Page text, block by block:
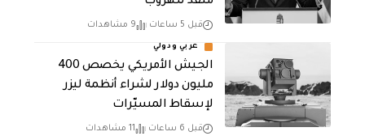
قبل 5 ساعات 9 مشاهدات
عربي ودولي
الجيش الأمريكي يخصص 400
مليون دولار لشراء أنظمة ليزر
لإسقاط المسيّرات
قبل 6 ساعات 11 مشاهدات